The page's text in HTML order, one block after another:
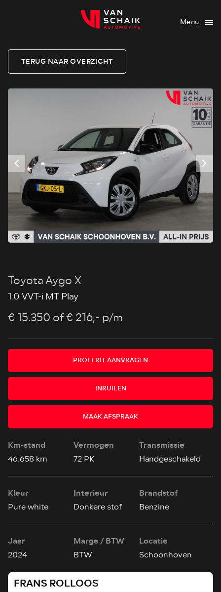
Menu
TERUG NAAR OVERZICHT
Toyota Aygo X
1.0 VVT-i MT Play
€ 15.350 of € 216,- p/m
PROEFRIT AANVRAGEN
INRUILEN
MAAK AFSPRAAK
Km-stand
46.658 km
Vermogen
72 PK
Transmissie
Handgeschakeld
Kleur
Pure white
Interieur
Donkere stof
Brandstof
Benzine
Jaar
2024
Marge / BTW
BTW
Locatie
Schoonhoven
FRANS ROLLOOS